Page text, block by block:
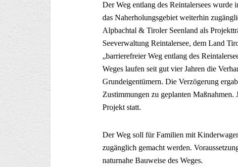
Der Weg entlang des Reintalersees
das Naherholungsgebiet weiterhin
Alpbachtal & Tiroler Seenland als
Seeverwaltung Reintalersee, dem Land
„barrierefreier Weg entlang des
Weges laufen seit gut vier Jahren die
Grundeigentümern. Die Verzögerung
Zustimmungen zu geplanten Maßnahmen.
Projekt statt.
Der Weg soll für Familien mit
zugänglich gemacht werden.
naturnahe Bauweise des Weges.